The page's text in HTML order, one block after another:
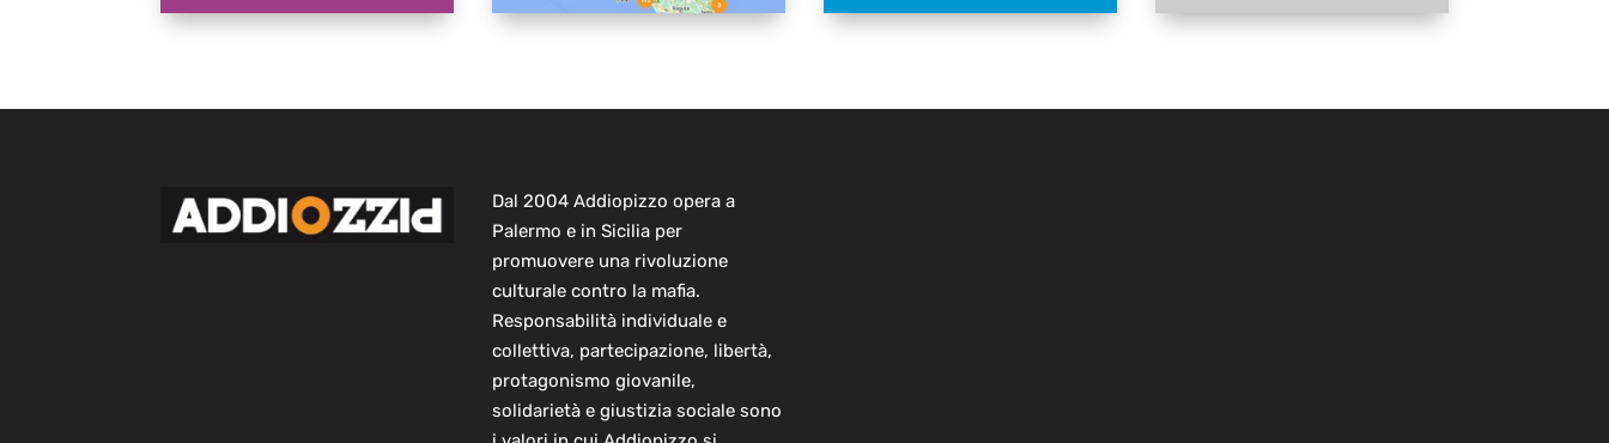
Dal 2004 Addiopizzo opera a
Palermo e in Sicilia per
promuovere una rivoluzione
culturale contro la mafia.
Responsabilità individuale e
collettiva, partecipazione, libertà,
protagonismo giovanile,
solidarietà e giustizia sociale sono